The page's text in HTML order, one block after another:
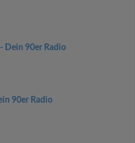
Dein 90er Radio
90er Radio